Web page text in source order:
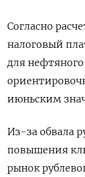
Согласно
налоговый
для
июньским
Из-за обвала
повышения
рынок